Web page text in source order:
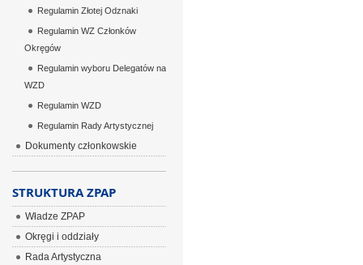
Regulamin Złotej Odznaki
Regulamin WZ Członków
Okręgów
Regulamin wyboru Delegatów na
WZD
Regulamin WZD
Regulamin Rady Artystycznej
Dokumenty członkowskie
STRUKTURA ZPAP
Władze ZPAP
Okręgi i oddziały
Rada Artystyczna